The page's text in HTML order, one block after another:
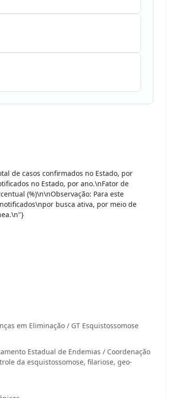
de casos confirmados no Estado, por
no Estado, por ano.\nFator de
(%)\n\nObservação: Para este
busca ativa, por meio de
em Eliminação / GT Esquistossomose
Estadual de Endemias / Coordenação
da esquistossomose, filariose, geo-